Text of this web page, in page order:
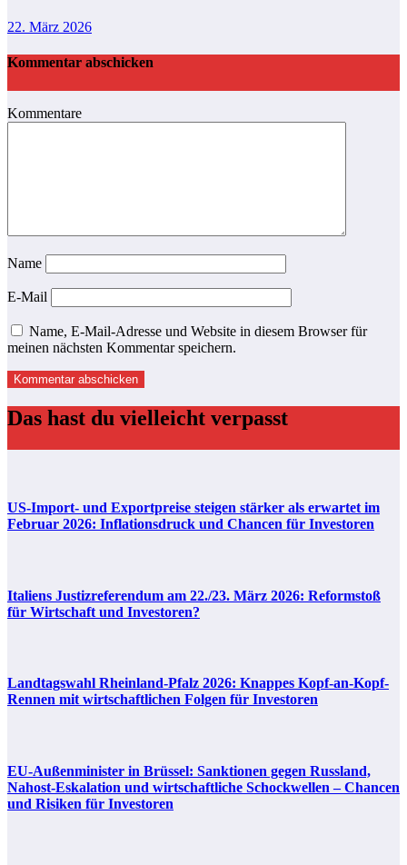
22. März 2026
Kommentar abschicken
Kommentare
Name
E-Mail
Name, E-Mail-Adresse und Website in diesem Browser für
meinen nächsten Kommentar speichern.
Das hast du vielleicht verpasst
US-Import- und Exportpreise steigen stärker als erwartet im
Februar 2026: Inflationsdruck und Chancen für Investoren
Italiens Justizreferendum am 22./23. März 2026: Reformstoß
für Wirtschaft und Investoren?
Landtagswahl Rheinland-Pfalz 2026: Knappes Kopf-an-Kopf-
Rennen mit wirtschaftlichen Folgen für Investoren
EU-Außenminister in Brüssel: Sanktionen gegen Russland,
Nahost-Eskalation und wirtschaftliche Schockwellen – Chancen
und Risiken für Investoren